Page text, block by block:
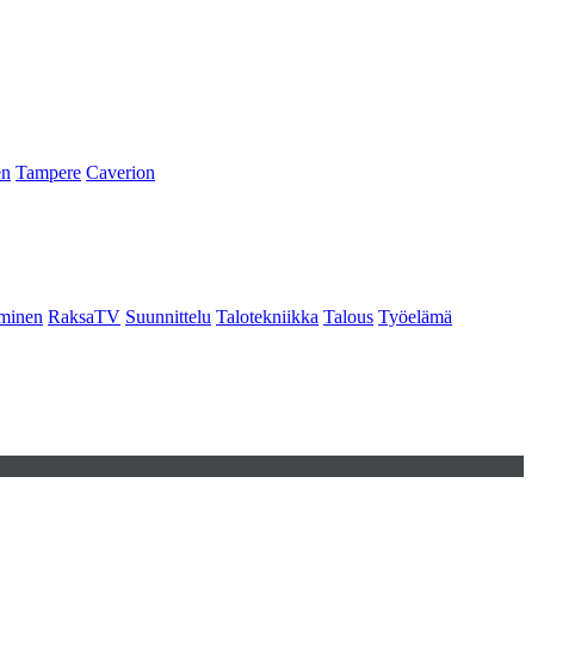
Tampere Caverion
RaksaTV Suunnittelu Talotekniikka Talous Työelämä